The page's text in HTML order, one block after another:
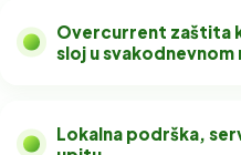
Overcurrent zaštita
sloj u svakodnevnom
Lokalna podrška,